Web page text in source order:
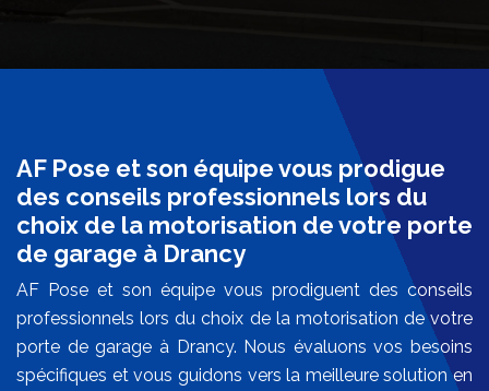
AF Pose et son équipe vous prodigue
des conseils professionnels lors du
choix de la motorisation de votre porte
de garage à Drancy
AF Pose et son équipe vous prodiguent des conseils
professionnels lors du choix de la motorisation de votre
porte de garage à Drancy. Nous évaluons vos besoins
spécifiques et vous guidons vers la meilleure solution en